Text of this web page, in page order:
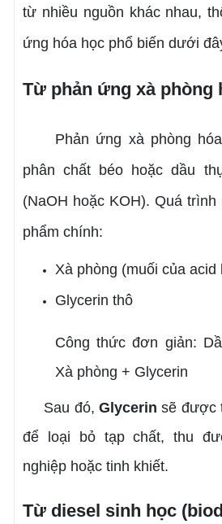
từ nhiều nguồn khác nhau,
ứng hóa học phổ biến dưới
Từ phản ứng xà phòng
Phản ứng xà phòng
phân chất béo hoặc dầu
(NaOH hoặc KOH). Quá
phẩm chính:
Xà phòng (muối của acid
Glycerin thô
Công thức đơn giản:
Xà phòng + Glycerin
Sau đó, Glycerin sẽ được
để loại bỏ tạp chất, thu
nghiệp hoặc tinh khiết.
Từ diesel sinh học